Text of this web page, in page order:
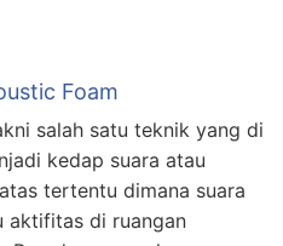
Foam
salah satu teknik yang di
kedap suara atau
tertentu dimana suara
aktifitas di ruangan